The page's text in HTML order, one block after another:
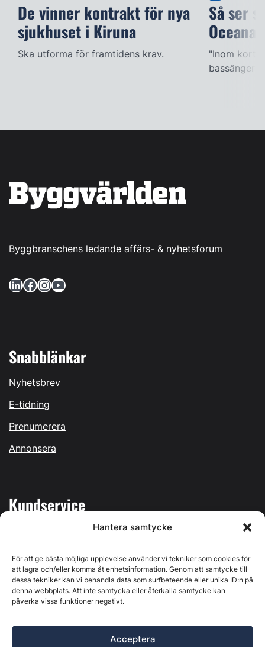
Hantera samtycke
För att ge bästa möjliga upplevelse använder vi tekniker som cookies för
att lagra och/eller komma åt enhetsinformation. Genom att samtycke till
dessa tekniker kan vi behandla data som surfbeteende eller unika ID:n på
denna webbplats. Att inte samtycka eller återkalla samtycke kan
påverka vissa funktioner negativt.
Acceptera
De vinner kontrakt för nya
sjukhuset i Kiruna
Ska utforma för framtidens krav.
Så ser
Oceana
"Inom kort
Byggbranschens ledande affärs- & nyhetsforum
LinkedIn Facebook InstagramYouTube
Snabblänkar
Nyhetsbrev
E-tidning
Prenumerera
Annonsera
Kundservice
Kontakta oss
Östernäsvägen 1, 827 32 Ljusdal, org.nr: 556625-6425 -
Ansvarig utgivare: Henrik Ekberg. Innehållet på denna